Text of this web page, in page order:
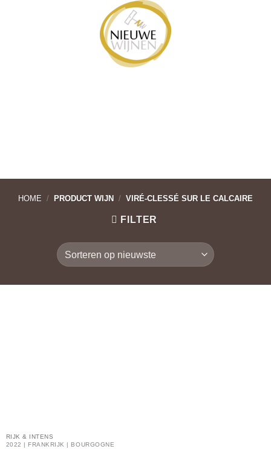
HOME / PRODUCT WIJN / VIRÉ-CLESSÉ SUR LE CALCAIRE
FILTER
RIJK & INTENS
2022 | FRANKRIJK | BOURGOGNE